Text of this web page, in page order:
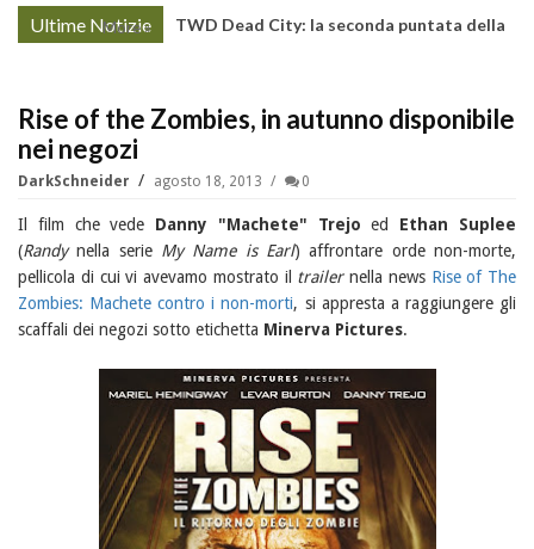
Ultime Notizie
More »
TWD Dead City: la seconda puntata della
Rise of the Zombies, in autunno disponibile
nei negozi
DarkSchneider agosto 18, 2013 0
Il film che vede Danny "Machete" Trejo ed Ethan Suplee
(Randynella serie My Name is Earl) affrontare orde non-morte,
pellicola di cui vi avevamo mostrato il trailernella news Rise of The
Zombies: Machete contro i non-morti, si appresta a raggiungere gli
scaffali dei negozi sotto etichetta Minerva Pictures.